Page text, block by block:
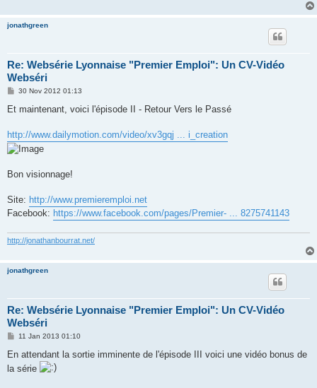
jonathgreen
Re: Websérie Lyonnaise "Premier Emploi": Un CV-Vidéo
Webséri
P
s
30 Nov 2012 01:13
Et maintenant, voici l'épisode II - Retour Vers le Passé
http://www.dailymotion.com/video/xv3gqj ... i_creation
Bon visionnage!
Site: http://www.premieremploi.net
Facebook: https://www.facebook.com/pages/Premier- ... 8275741143
http://jonathanbourrat.net/
jonathgreen
Re: Websérie Lyonnaise "Premier Emploi": Un CV-Vidéo
Webséri
P
s
11 Jan 2013 01:10
En attendant la sortie imminente de l'épisode III voici une vidéo bonus de
la série